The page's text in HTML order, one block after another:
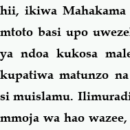
hii, ikiwa
mtoto basi upo
ya ndoa kukosa
kupatiwa matunzo
si muislamu.
mmoja wa hao